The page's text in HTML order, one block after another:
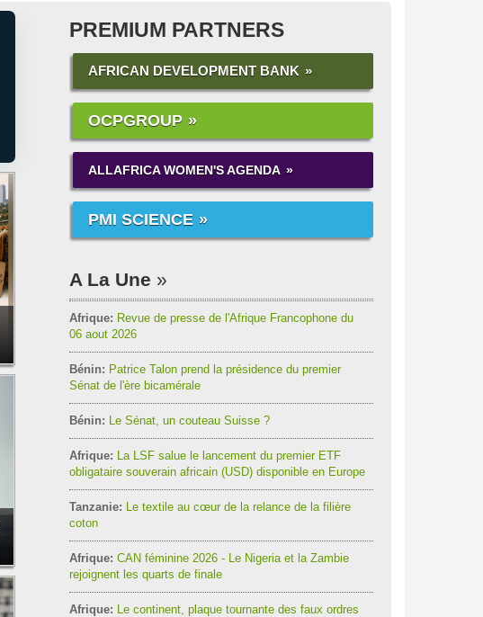
PREMIUM PARTNERS
AFRICAN DEVELOPMENT BANK
OCPGROUP
ALLAFRICA WOMEN'S AGENDA
PMI SCIENCE
A La Une
Afrique: Revue de presse de l'Afrique Francophone du
06 aout 2026
Bénin: Patrice Talon prend la présidence du premier
Sénat de l'ère bicamérale
Bénin: Le Sénat, un couteau Suisse ?
Afrique: La LSF salue le lancement du premier ETF
obligataire souverain africain (USD) disponible en Europe
Tanzanie: Le textile au cœur de la relance de la filière
coton
Afrique: CAN féminine 2026 - Le Nigeria et la Zambie
rejoignent les quarts de finale
Afrique: Le continent, plaque tournante des faux ordres